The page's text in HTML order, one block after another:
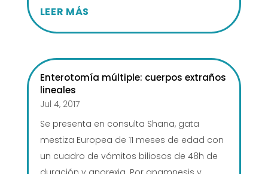
LEER MÁS
Enterotomía múltiple: cuerpos extraños
lineales
Jul 4, 2017
Se presenta en consulta Shana, gata
mestiza Europea de 11 meses de edad con
un cuadro de vómitos biliosos de 48h de